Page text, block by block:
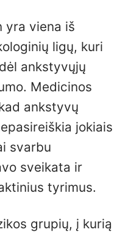
yra viena iš
ligų, kuri
ankstyvųjų
Medicinos
ankstyvų
jokiais
svarbu
sveikata ir
tyrimus.
grupių, į kurią